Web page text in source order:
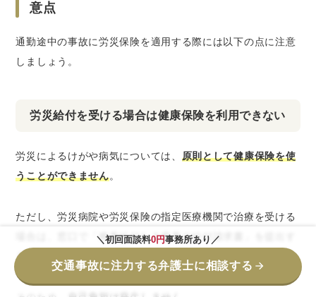
意点
通勤途中の事故に労災保険を適用する際には以下の点に注意
しましょう。
労災給付を受ける場合は健康保険を利用できない
労災によるけがや病気については、 原則として健康保険を使
うことができません。
ただし、労災病院や労災保険の指定医療機関で治療を受ける
場合は、窓口で「療養給付たる療養の給付請求書」を提出す
ることで、治療費の全額が労災保険から支払われます。
＼初回面談料0円事務所あり／
交通事故に注力する弁護士に相談する